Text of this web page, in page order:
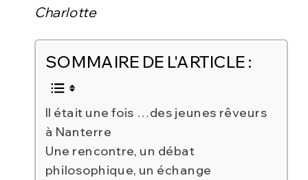
Charlotte
SOMMAIRE DE L'ARTICLE :
Il était une fois … des jeunes rêveurs
à Nanterre
Une rencontre, un débat
philosophique, un échange